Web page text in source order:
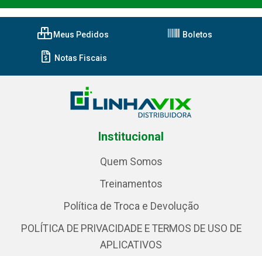
Meus Pedidos Boletos
Notas Fiscais
Institucional
Quem Somos
Treinamentos
Política de Troca e Devolução
POLÍTICA DE PRIVACIDADE E TERMOS DE USO DE
APLICATIVOS